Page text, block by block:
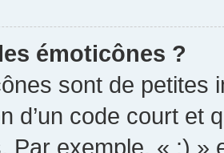
émoticônes ?
sont de petites
d’un code court et
Par exemple, « :) »